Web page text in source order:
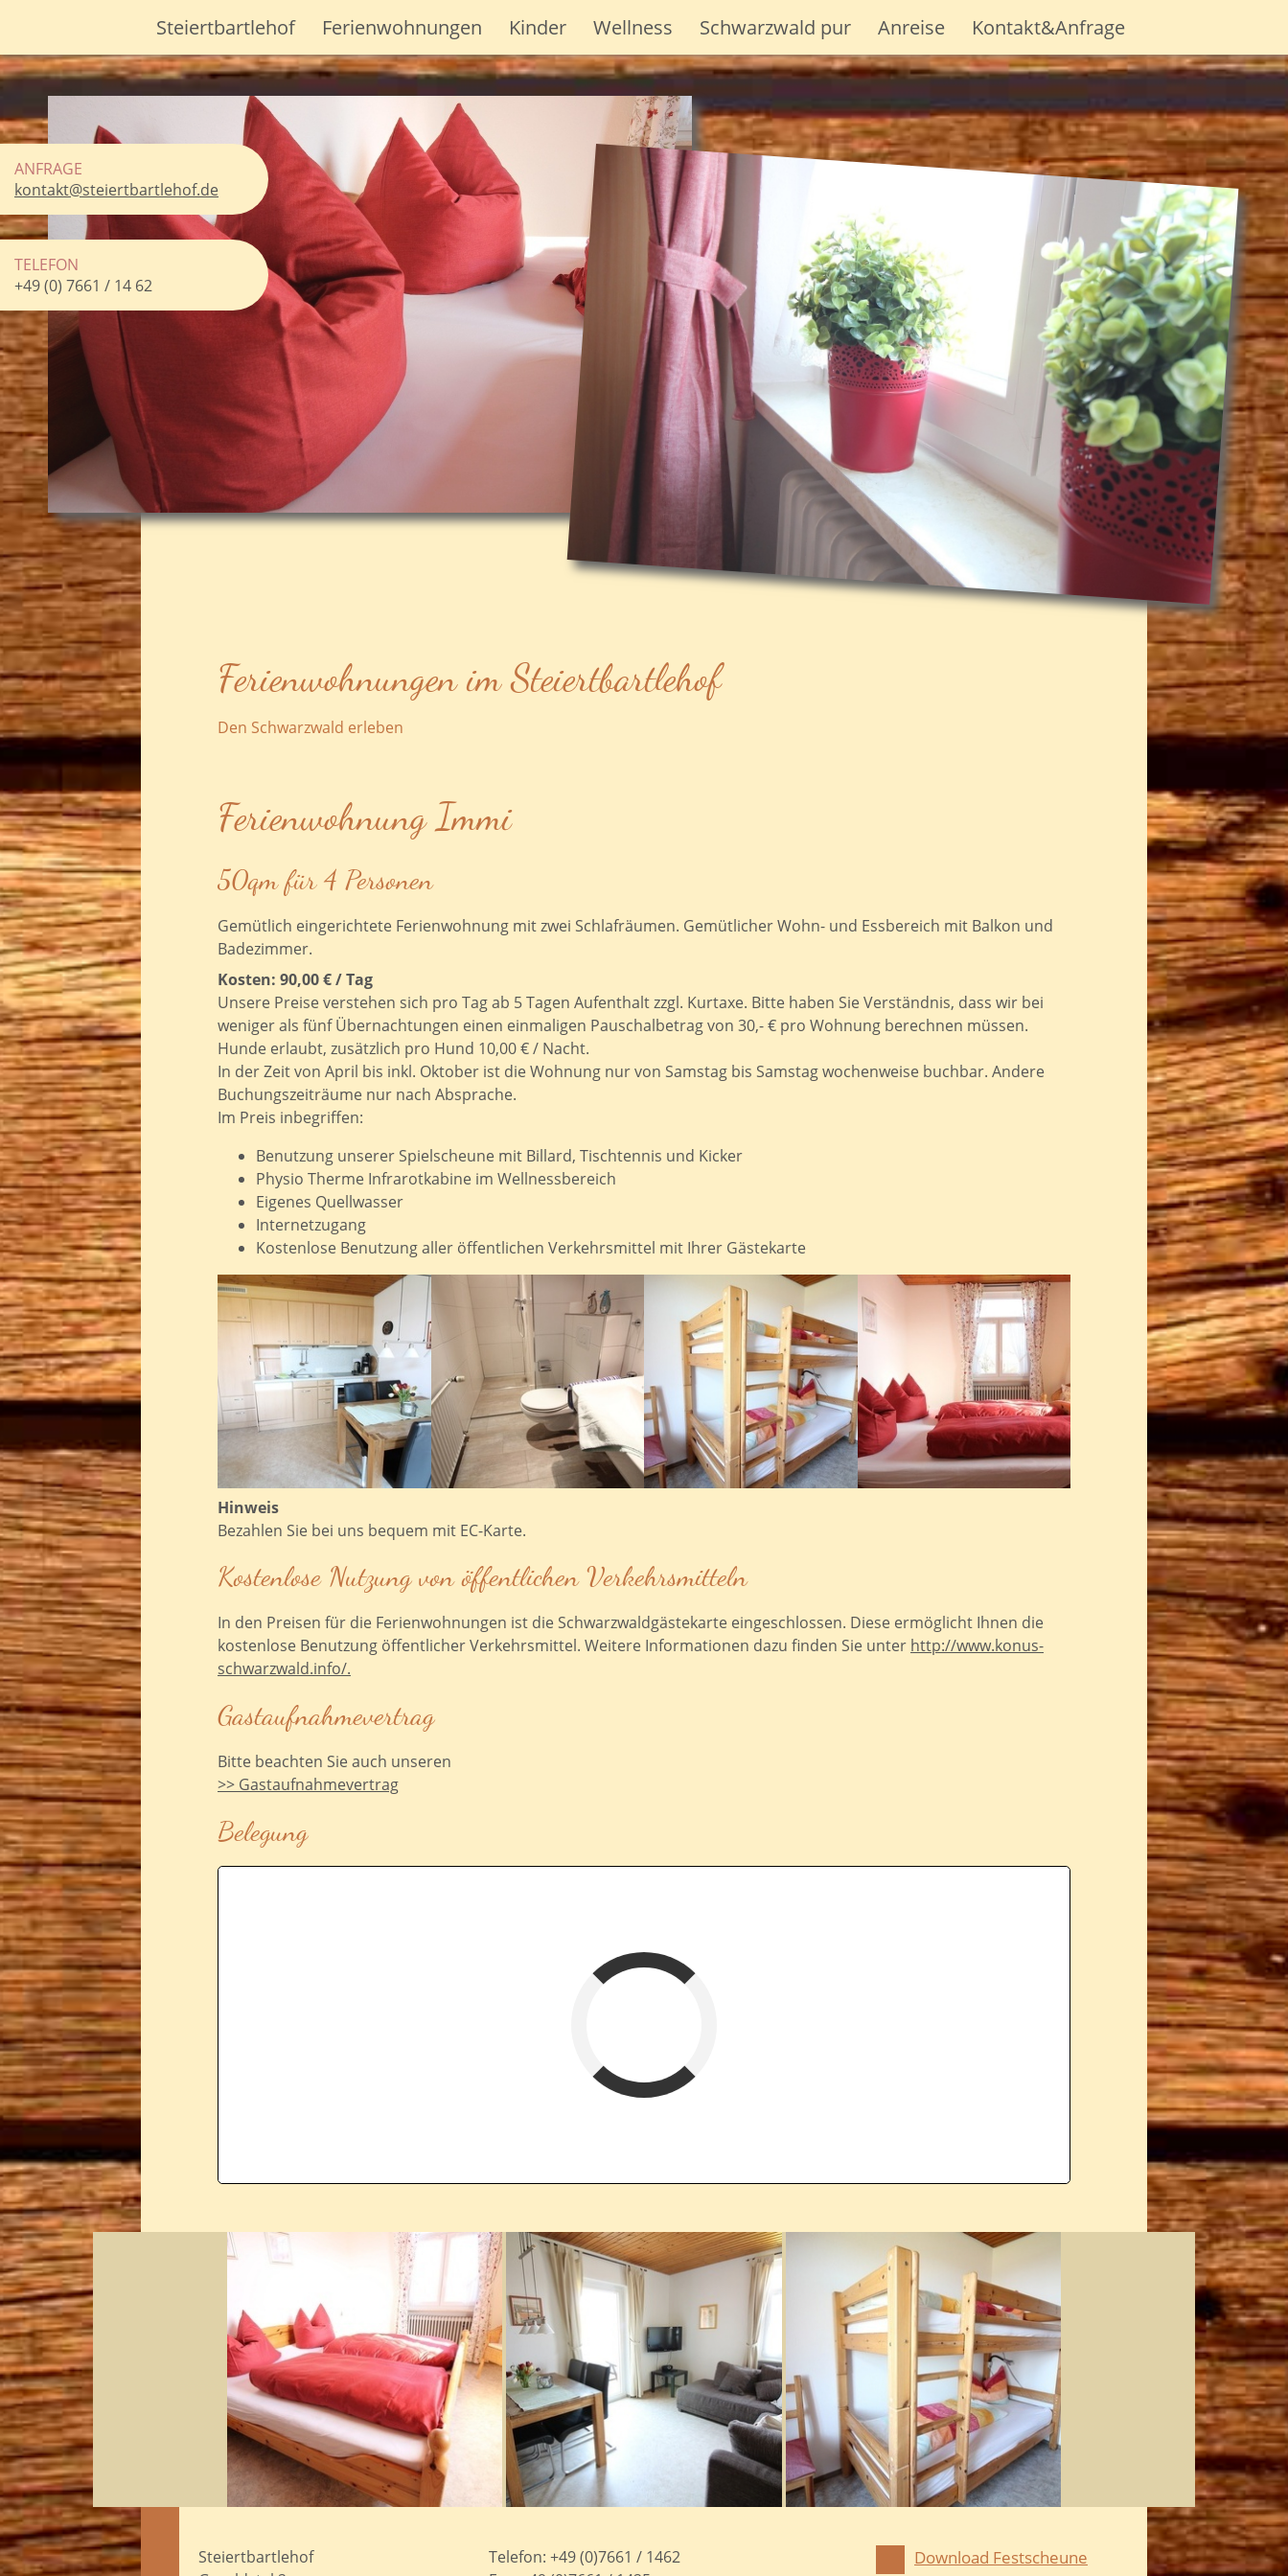
Steiertbartlehof Ferienwohnungen Kinder Wellness Schwarzwald pur Anreise Kontakt&Anfrage
ANFRAGE
kontakt@steiertbartlehof.de
TELEFON
+49 (0) 7661 / 14 62
Ferienwohnungen im Steiertbartlehof
Den Schwarzwald erleben
Ferienwohnung Immi
50qm für 4 Personen
Gemütlich eingerichtete Ferienwohnung mit zwei Schlafräumen. Gemütlicher Wohn- und Essbereich mit Balkon und
Badezimmer.
Kosten: 90,00 € / Tag
Unsere Preise verstehen sich pro Tag ab 5 Tagen Aufenthalt zzgl. Kurtaxe. Bitte haben Sie Verständnis, dass wir bei
weniger als fünf Übernachtungen einen einmaligen Pauschalbetrag von 30,- € pro Wohnung berechnen müssen.
Hunde erlaubt, zusätzlich pro Hund 10,00 € / Nacht.
In der Zeit von April bis inkl. Oktober ist die Wohnung nur von Samstag bis Samstag wochenweise buchbar. Andere
Buchungszeiträume nur nach Absprache.
Im Preis inbegriffen:
Benutzung unserer Spielscheune mit Billard, Tischtennis und Kicker
Physio Therme Infrarotkabine im Wellnessbereich
Eigenes Quellwasser
Internetzugang
Kostenlose Benutzung aller öffentlichen Verkehrsmittel mit Ihrer Gästekarte
Hinweis
Bezahlen Sie bei uns bequem mit EC-Karte.
Kostenlose Nutzung von öffentlichen Verkehrsmitteln
In den Preisen für die Ferienwohnungen ist die Schwarzwaldgästekarte eingeschlossen. Diese ermöglicht Ihnen die
kostenlose Benutzung öffentlicher Verkehrsmittel. Weitere Informationen dazu finden Sie unter http://www.konus-
schwarzwald.info/.
Gastaufnahmevertrag
Bitte beachten Sie auch unseren
>> Gastaufnahmevertrag
Belegung
Steiertbartlehof
Telefon: +49 (0)7661 / 1462
Download Festscheune